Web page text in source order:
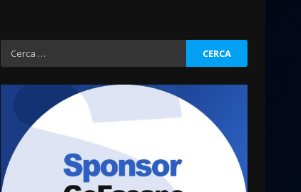
Ricerca
per:
Grazia Neglia, coordinatrice
cittadina di Fratelli d’Italia,
pronta a tornare in Consiglio
comunale
6 Agosto 2026 08:00